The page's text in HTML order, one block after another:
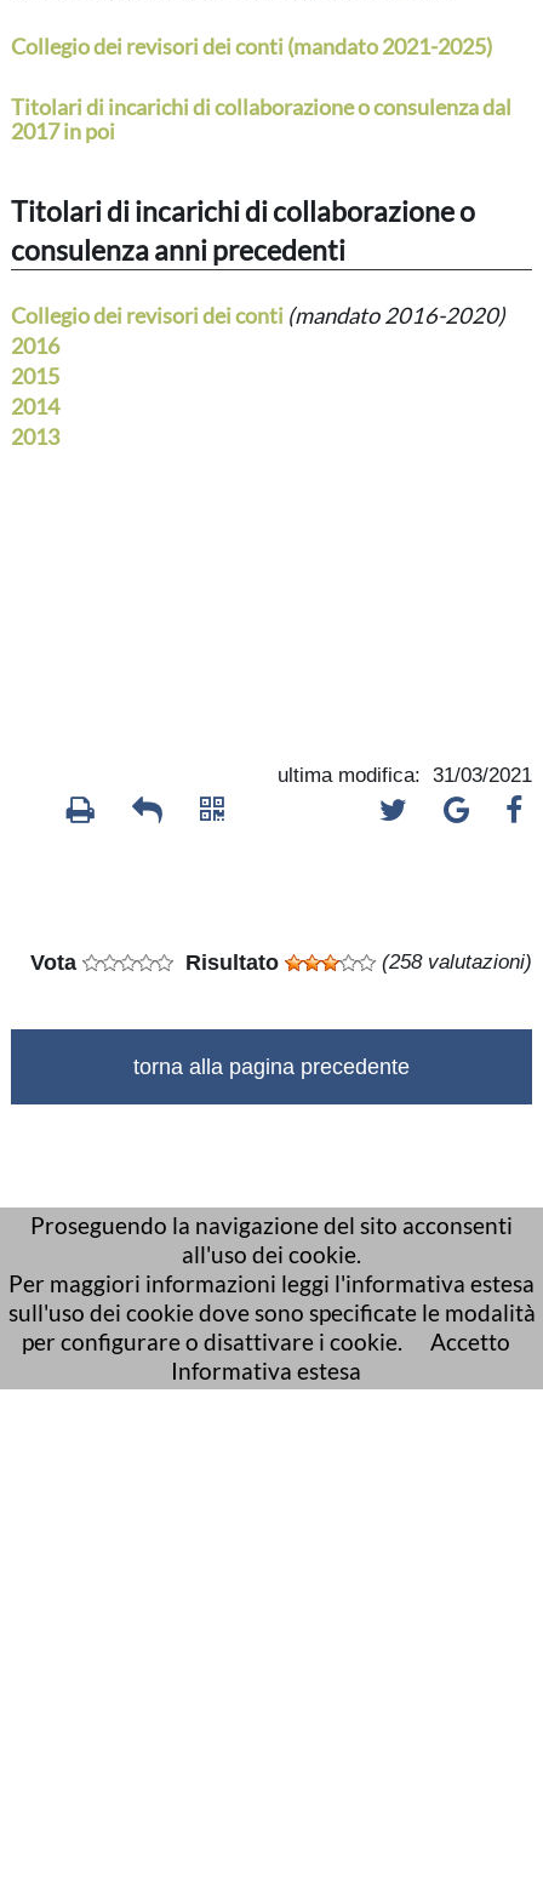
Collegio dei revisori dei conti (mandato 2021-2025)
Titolari di incarichi di collaborazione o consulenza dal
2017 in poi
Titolari di incarichi di collaborazione o
consulenza anni precedenti
Collegio dei revisori dei conti (mandato 2016-2020)
2016
2015
2014
2013
ultima modifica: 31/03/2021
Vota Risultato (258 valutazioni)
torna alla pagina precedente
Proseguendo la navigazione del sito acconsenti
all'uso dei cookie.
Per maggiori informazioni leggi l'informativa estesa
sull'uso dei cookie dove sono specificate le modalità
per configurare o disattivare i cookie.
Accetto
Informativa estesa